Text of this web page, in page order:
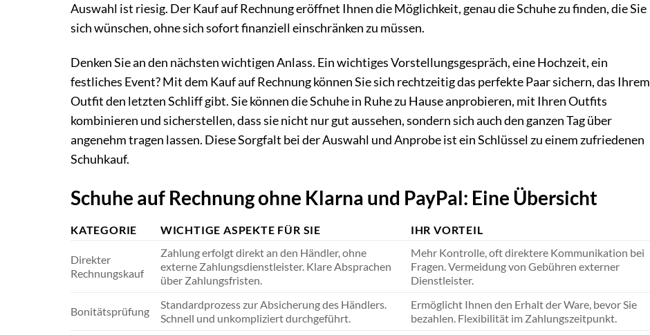
Auswahl ist riesig. Der Kauf auf Rechnung eröffnet Ihnen die Möglichkeit, genau die Schuhe zu finden, die Sie
sich wünschen, ohne sich sofort finanziell einschränken zu müssen.
Denken Sie an den nächsten wichtigen Anlass. Ein wichtiges Vorstellungsgespräch, eine Hochzeit, ein
festliches Event? Mit dem Kauf auf Rechnung können Sie sich rechtzeitig das perfekte Paar sichern, das Ihrem
Outfit den letzten Schliff gibt. Sie können die Schuhe in Ruhe zu Hause anprobieren, mit Ihren Outfits
kombinieren und sicherstellen, dass sie nicht nur gut aussehen, sondern sich auch den ganzen Tag über
angenehm tragen lassen. Diese Sorgfalt bei der Auswahl und Anprobe ist ein Schlüssel zu einem zufriedenen
Schuhkauf.
Schuhe auf Rechnung ohne Klarna und PayPal: Eine Übersicht
KATEGORIE WICHTIGE ASPEKTE FÜR SIE IHR VORTEIL
Direkter
Rechnungskauf
Zahlung erfolgt direkt an den Händler, ohne
externe Zahlungsdienstleister. Klare Absprachen
über Zahlungsfristen.
Mehr Kontrolle, oft direktere Kommunikation bei
Fragen. Vermeidung von Gebühren externer
Dienstleister.
Bonitätsprüfung
Standardprozess zur Absicherung des Händlers.
Schnell und unkompliziert durchgeführt.
Ermöglicht Ihnen den Erhalt der Ware, bevor Sie
bezahlen. Flexibilität im Zahlungszeitpunkt.